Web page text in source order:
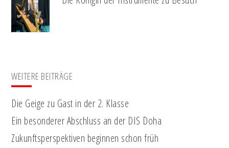
WEITERE BEITRÄGE
Die Geige zu Gast in der 2. Klasse
Ein besonderer Abschluss an der DIS Doha
Zukunftsperspektiven beginnen schon früh